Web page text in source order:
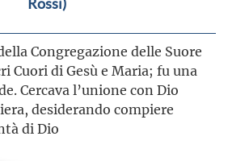
Rossi)
Congregazione delle Suore
Cuori di Gesù e Maria; fu una
Cercava l’unione con Dio
desiderando compiere
di Dio